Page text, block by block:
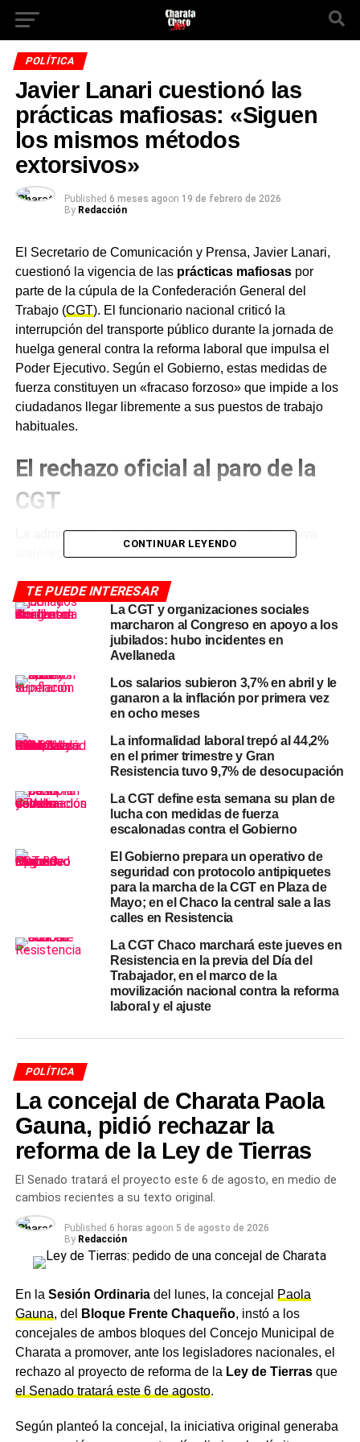
POLÍTICA
Javier Lanari cuestionó las
prácticas mafiosas: «Siguen
los mismos métodos
extorsivos»
Published 6 meses agoon 19 de febrero de 2026
By Redacción
El Secretario de Comunicación y Prensa, Javier Lanari,
cuestionó la vigencia de las prácticas mafiosaspor
parte de la cúpula de la Confederación General del
Trabajo (CGT). El funcionario nacional criticó la
interrupción del transporte público durante la jornada de
huelga general contra la reforma laboral que impulsa el
Poder Ejecutivo. Según el Gobierno, estas medidas de
fuerza constituyen un «fracaso forzoso» que impide a los
ciudadanos llegar libremente a sus puestos de trabajo
habituales.
El rechazo oficial al paro de la
CGT
La administración de Javier Milei redobló su ofensiva
dialéctica contra el sindicalismo tradicional en un
canales oficiales para calificar la metodología de protesta
como una herencia de épocas pasadas que no se
renueva. «No hay nada más extorsivo que parar el
transporte para que los trabajadores no puedan llegar»,
En sus declaraciones, el funcionario insistió en que el
cualquier reclamo gremial genuino. Para el Gobierno, la
evidencia empírica demuestra que el acatamiento no
surge de la convicción, sino de la imposibilidad física de
trasladarse. Por lo tanto, la Casa Rosada interpreta este
escenario como una muestra de debilidad por parte de
Impacto en el transporte y la
libertad de circulación
El jefe de Gabinete, Manuel Adorni, también se sumó a
las críticas durante una entrevista brindada a un medio de
streaming. El ministro coordinador calificó la medida de
fuerza como un acto «bastante perverso» contra la
quienes desean cumplir con sus obligaciones laborales
diarias.
Asimismo, el jefe de Gabinete vinculó el accionar sindical
con la baja aceptación popular que tienen los dirigentes
gremiales actualmente. Según las métricas que maneja el
oficialismo, los líderes de la CGT mantienen un rechazo
cercano al 80% de imagen negativa. «Cómo no van a
tener esa imagen si lo único que hacen es complicarle la
vida al trabajador», cuestionó Adorni con dureza.
Argumentos contra la dirigencia
gremial y las prácticas
mafiosas
El conflicto central radica en la visión contrapuesta sobre
el derecho de huelga y el derecho a trabajar sin
sindicatos actúan en defensa de privilegios corporativos
CONTINUAR LEYENDO
TE PUEDE INTERESAR
La CGT y organizaciones sociales
marcharon al Congreso en apoyo a los
jubilados: hubo incidentes en
Avellaneda
Los salarios subieron 3,7% en abril y le
ganaron a la inflación por primera vez
en ocho meses
La informalidad laboral trepó al 44,2%
en el primer trimestre y Gran
Resistencia tuvo 9,7% de desocupación
La CGT define esta semana su plan de
lucha con medidas de fuerza
escalonadas contra el Gobierno
El Gobierno prepara un operativo de
seguridad con protocolo antipiquetes
para la marcha de la CGT en Plaza de
Mayo; en el Chaco la central sale a las
calles en Resistencia
La CGT Chaco marchará este jueves en
Resistencia en la previa del Día del
Trabajador, en el marco de la
movilización nacional contra la reforma
laboral y el ajuste
POLÍTICA
La concejal de Charata Paola
Gauna, pidió rechazar la
reforma de la Ley de Tierras
El Senado tratará el proyecto este 6 de agosto, en medio de
cambios recientes a su texto original.
Published 6 horas agoon 5 de agosto de 2026
By Redacción
En la Sesión Ordinariadel lunes, la concejal
Paola
Gauna, del Bloque Frente Chaqueño, instó a los
concejales de ambos bloques del Concejo Municipal de
Charata a promover, ante los legisladores nacionales, el
rechazo al proyecto de reforma de la Ley de Tierrasque
el Senado tratará este 6 de agosto.
Según planteó la concejal, la iniciativa original generaba